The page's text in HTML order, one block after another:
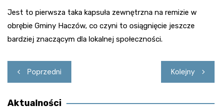
Jest to pierwsza taka kapsuła zewnętrzna na remizie w
obrębie Gminy Haczów, co czyni to osiągnięcie jeszcze
bardziej znaczącym dla lokalnej społeczności.
Nawigacja
wpisu
Poprzedni Kolejny
Aktualności